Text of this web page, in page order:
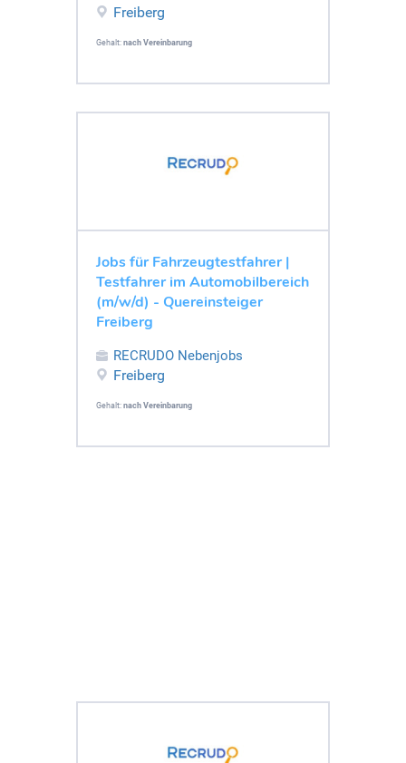
Freiberg
Gehalt: nach Vereinbarung
Jobs für Fahrzeugtestfahrer |
Testfahrer im Automobilbereich
(m/w/d) - Quereinsteiger
Freiberg
RECRUDO Nebenjobs
Freiberg
Gehalt: nach Vereinbarung